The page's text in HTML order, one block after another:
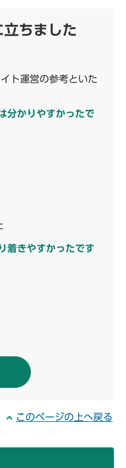
立ちました
ト運営の参考といた
分かりやすかったで
着きやすかったです
このページの上へ戻る